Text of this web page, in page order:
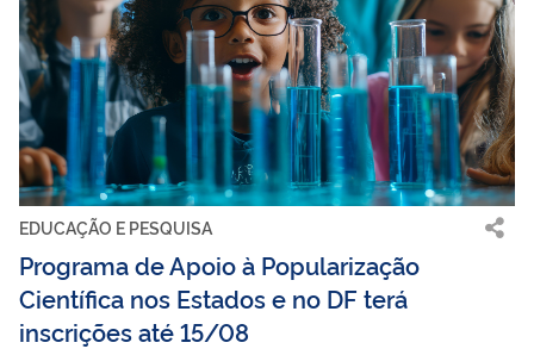
EDUCAÇÃO E PESQUISA
Programa de Apoio à Popularização
Científica nos Estados e no DF terá
inscrições até 15/08